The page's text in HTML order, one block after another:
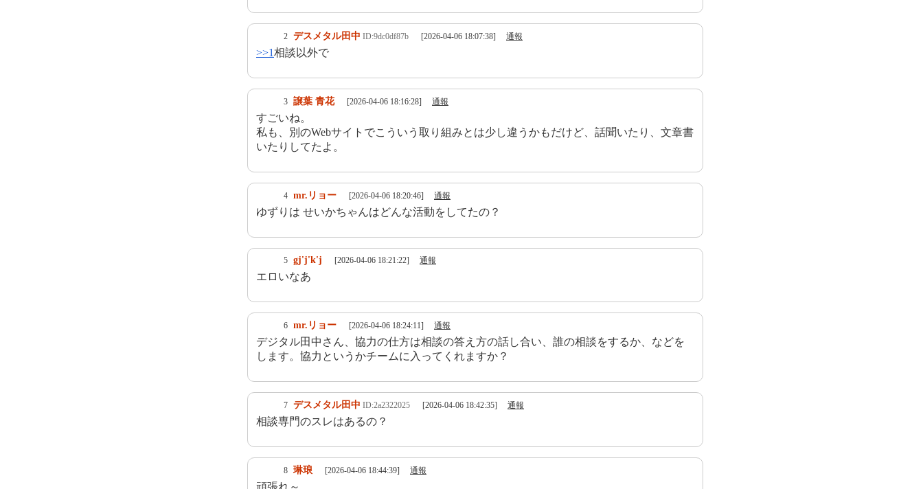
2 デスメタル田中 ID:9dc0df87b [2026-04-06 18:07:38] 通報
>>1相談以外で
3 譲葉 青花 [2026-04-06 18:16:28] 通報
すごいね。
私も、別のWebサイトでこういう取り組みとは少し違うかもだけど、話聞いたり、文章書
いたりしてたよ。
4 mr.リョー [2026-04-06 18:20:46] 通報
ゆずりは せいかちゃんはどんな活動をしてたの？
5 gj'j'k'j [2026-04-06 18:21:22] 通報
エロいなあ
6 mr.リョー [2026-04-06 18:24:11] 通報
デジタル田中さん、協力の仕方は相談の答え方の話し合い、誰の相談をするか、などを
します。協力というかチームに入ってくれますか？
7 デスメタル田中 ID:2a2322025 [2026-04-06 18:42:35] 通報
相談専門のスレはあるの？
8 琳琅 [2026-04-06 18:44:39] 通報
頑張れ～